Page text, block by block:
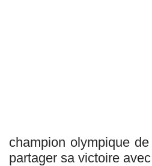
champion olympique
partager sa victoire